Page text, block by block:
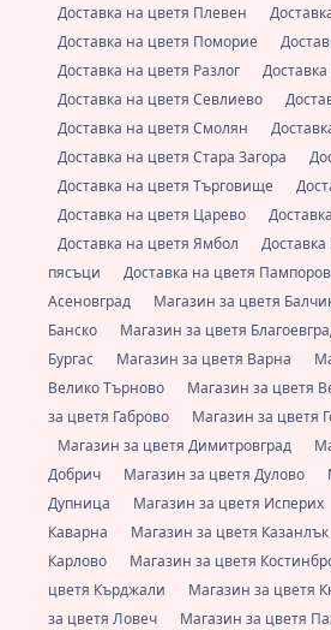
Доставка на цветя Плевен
Доставка на цветя Поморие
Доставка на цветя Разлог
Доставка на цветя Севлиево
Доставка на цветя Смолян
Доставка на цветя Стара Загора
Доставка на цветя Търговище
Доставка на цветя Царево
Доставка на цветя Ямбол
пясъци
Доставка на цветя
Асеновград
Магазин за цветя
Банско
Магазин за цветя
Бургас
Магазин за цветя Варна
Велико Търново
Магазин за цветя
за цветя Габрово
Магазин за цветя
Магазин за цветя Димитровград
Добрич
Магазин за цветя Дулово
Дупница
Магазин за цветя Исперих
Каварна
Магазин за цветя Казанлък
Карлово
Магазин за цветя
цветя Кърджали
Магазин за цветя
за цветя Ловеч
Магазин за цветя